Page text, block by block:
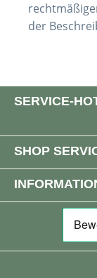
der
SERVICE-
SHOP